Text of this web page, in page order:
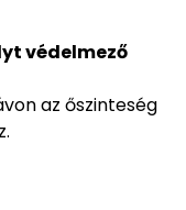
védelmező
az őszinteség